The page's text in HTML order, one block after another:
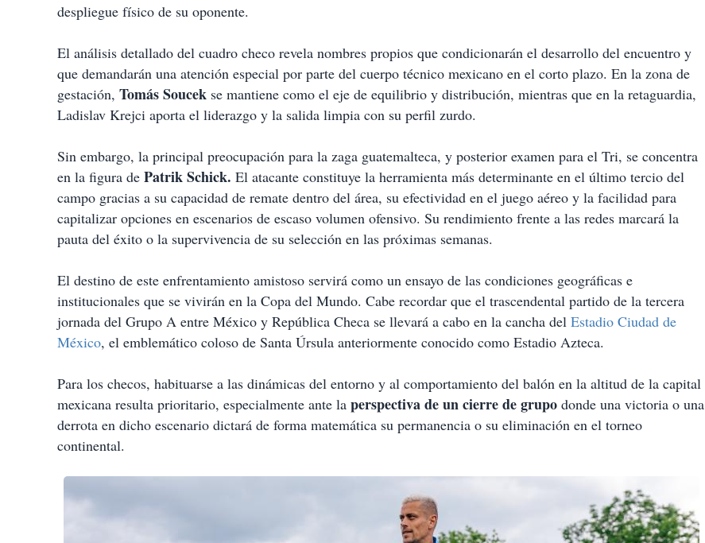
despliegue físico de su oponente.
El análisis detallado del cuadro checo revela nombres propios que condicionarán el desarrollo del encuentro y
que demandarán una atención especial por parte del cuerpo técnico mexicano en el corto plazo. En la zona de
gestación, Tomás Soucek se mantiene como el eje de equilibrio y distribución, mientras que en la retaguardia,
Ladislav Krejci aporta el liderazgo y la salida limpia con su perfil zurdo.
Sin embargo, la principal preocupación para la zaga guatemalteca, y posterior examen para el Tri, se concentra
en la figura de Patrik Schick. El atacante constituye la herramienta más determinante en el último tercio del
campo gracias a su capacidad de remate dentro del área, su efectividad en el juego aéreo y la facilidad para
capitalizar opciones en escenarios de escaso volumen ofensivo. Su rendimiento frente a las redes marcará la
pauta del éxito o la supervivencia de su selección en las próximas semanas.
El destino de este enfrentamiento amistoso servirá como un ensayo de las condiciones geográficas e
institucionales que se vivirán en la Copa del Mundo. Cabe recordar que el trascendental partido de la tercera
jornada del Grupo A entre México y República Checa se llevará a cabo en la cancha del Estadio Ciudad de
México, el emblemático coloso de Santa Úrsula anteriormente conocido como Estadio Azteca.
Para los checos, habituarse a las dinámicas del entorno y al comportamiento del balón en la altitud de la capital
mexicana resulta prioritario, especialmente ante la perspectiva de un cierre de grupo donde una victoria o una
derrota en dicho escenario dictará de forma matemática su permanencia o su eliminación en el torneo
continental.